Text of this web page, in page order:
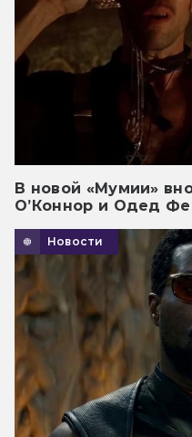
В новой «Мумии»
О’Коннор и Одед
Новости